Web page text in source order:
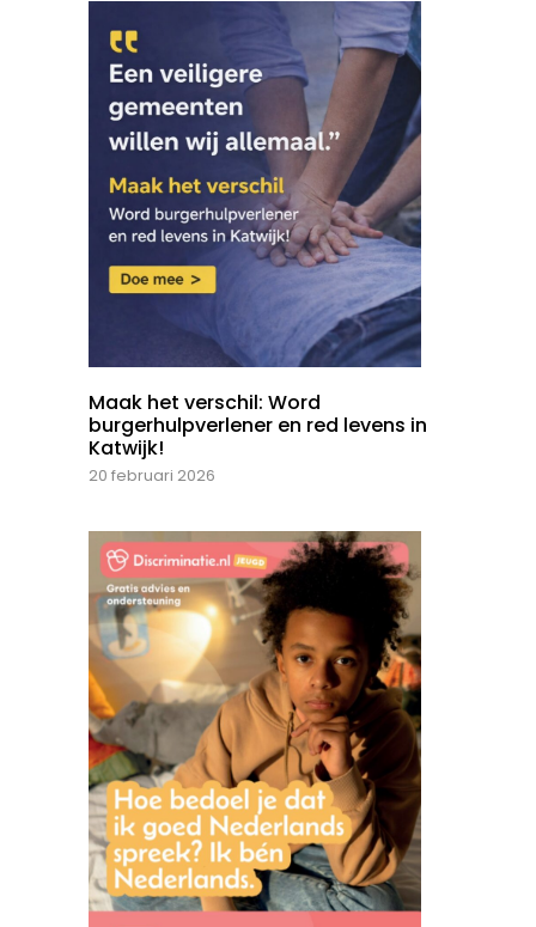
Maak het verschil: Word
burgerhulpverlener en red levens in
Katwijk!
20 februari 2026